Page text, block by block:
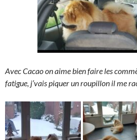
Avec Cacao on aime bien faire les
fatigue, j’vais piquer un roupillon il me